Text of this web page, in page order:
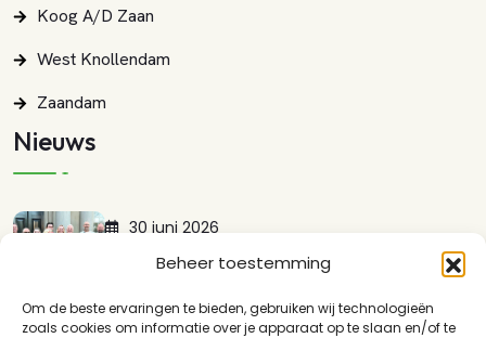
Beheer toestemming
Om de beste ervaringen te bieden, gebruiken wij technologieën
zoals cookies om informatie over je apparaat op te slaan en/of te
Koog A/d Zaan
West Knollendam
Zaandam
Nieuws
30 juni 2026
Lokaal Zaans Presenteert Met Trots:…